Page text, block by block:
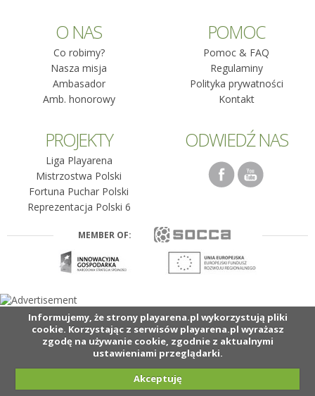
O NAS
Co robimy?
Nasza misja
Ambasador
Amb. honorowy
POMOC
Pomoc & FAQ
Regulaminy
Polityka prywatności
Kontakt
PROJEKTY
Liga Playarena
Mistrzostwa Polski
Fortuna Puchar Polski
Reprezentacja Polski 6
ODWIEDŹ NAS
MEMBER OF:
Informujemy, że strony playarena.pl wykorzystują pliki
cookie. Korzystając z serwisów playarena.pl wyrażasz
zgodę na używanie cookie, zgodnie z aktualnymi
ustawieniami przeglądarki.
Akceptuję